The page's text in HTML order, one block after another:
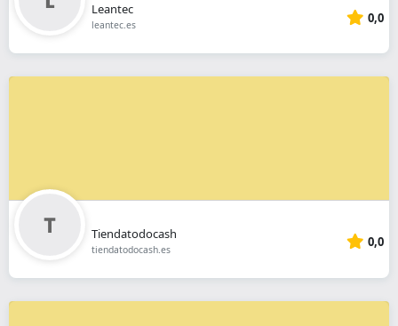
Leantec
leantec.es 0,0
Tiendatodocash
tiendatodocash.es 0,0